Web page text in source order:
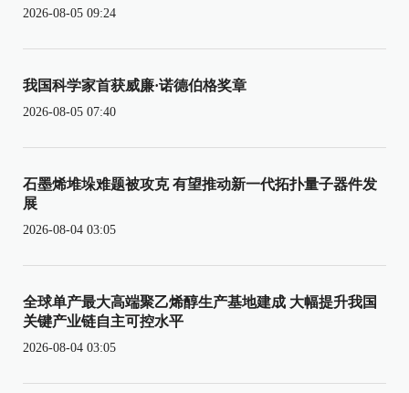
2026-08-05 09:24
我国科学家首获威廉·诺德伯格奖章
2026-08-05 07:40
石墨烯堆垛难题被攻克 有望推动新一代拓扑量子器件发
展
2026-08-04 03:05
全球单产最大高端聚乙烯醇生产基地建成 大幅提升我国
关键产业链自主可控水平
2026-08-04 03:05